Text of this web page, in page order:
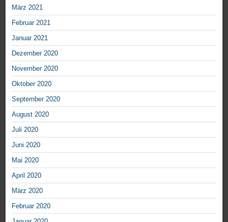
März 2021
Februar 2021
Januar 2021
Dezember 2020
November 2020
Oktober 2020
September 2020
August 2020
Juli 2020
Juni 2020
Mai 2020
April 2020
März 2020
Februar 2020